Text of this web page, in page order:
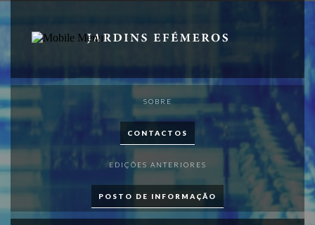
PROGRAMA
APOIOS
PUBLICAÇÕES
EN
SOBRE
CONTACTOS
EDIÇÕES ANTERIORES
POSTO DE INFORMAÇÃO